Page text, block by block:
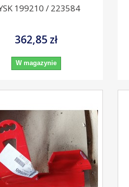
199210 / 223584
362,85 zł
W magazynie